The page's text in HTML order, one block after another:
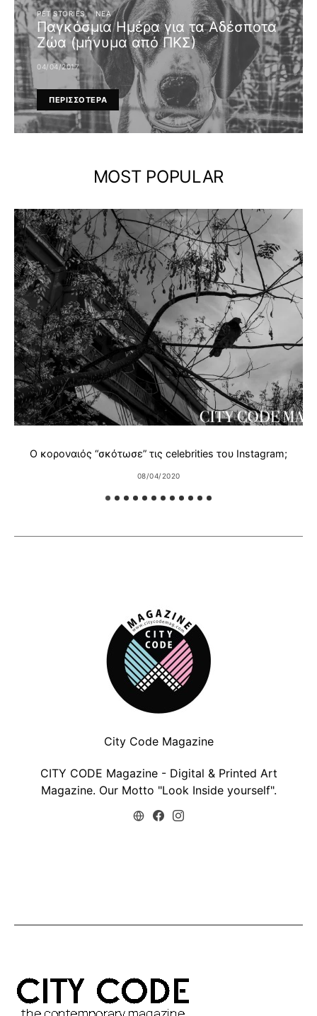
PET STORIES ΝΈΑ
Παγκόσμια Ημέρα για τα Αδέσποτα
Ζώα (μήνυμα από ΠΚΣ)
04/04/2017
ΠΕΡΙΣΣΟΤΕΡΑ
MOST POPULAR
Ο κοροναιός “σκότωσε” τις celebrities του Instagram;
08/04/2020
City Code Magazine
CITY CODE Magazine - Digital & Printed Art
Magazine. Our Motto "Look Inside yourself".